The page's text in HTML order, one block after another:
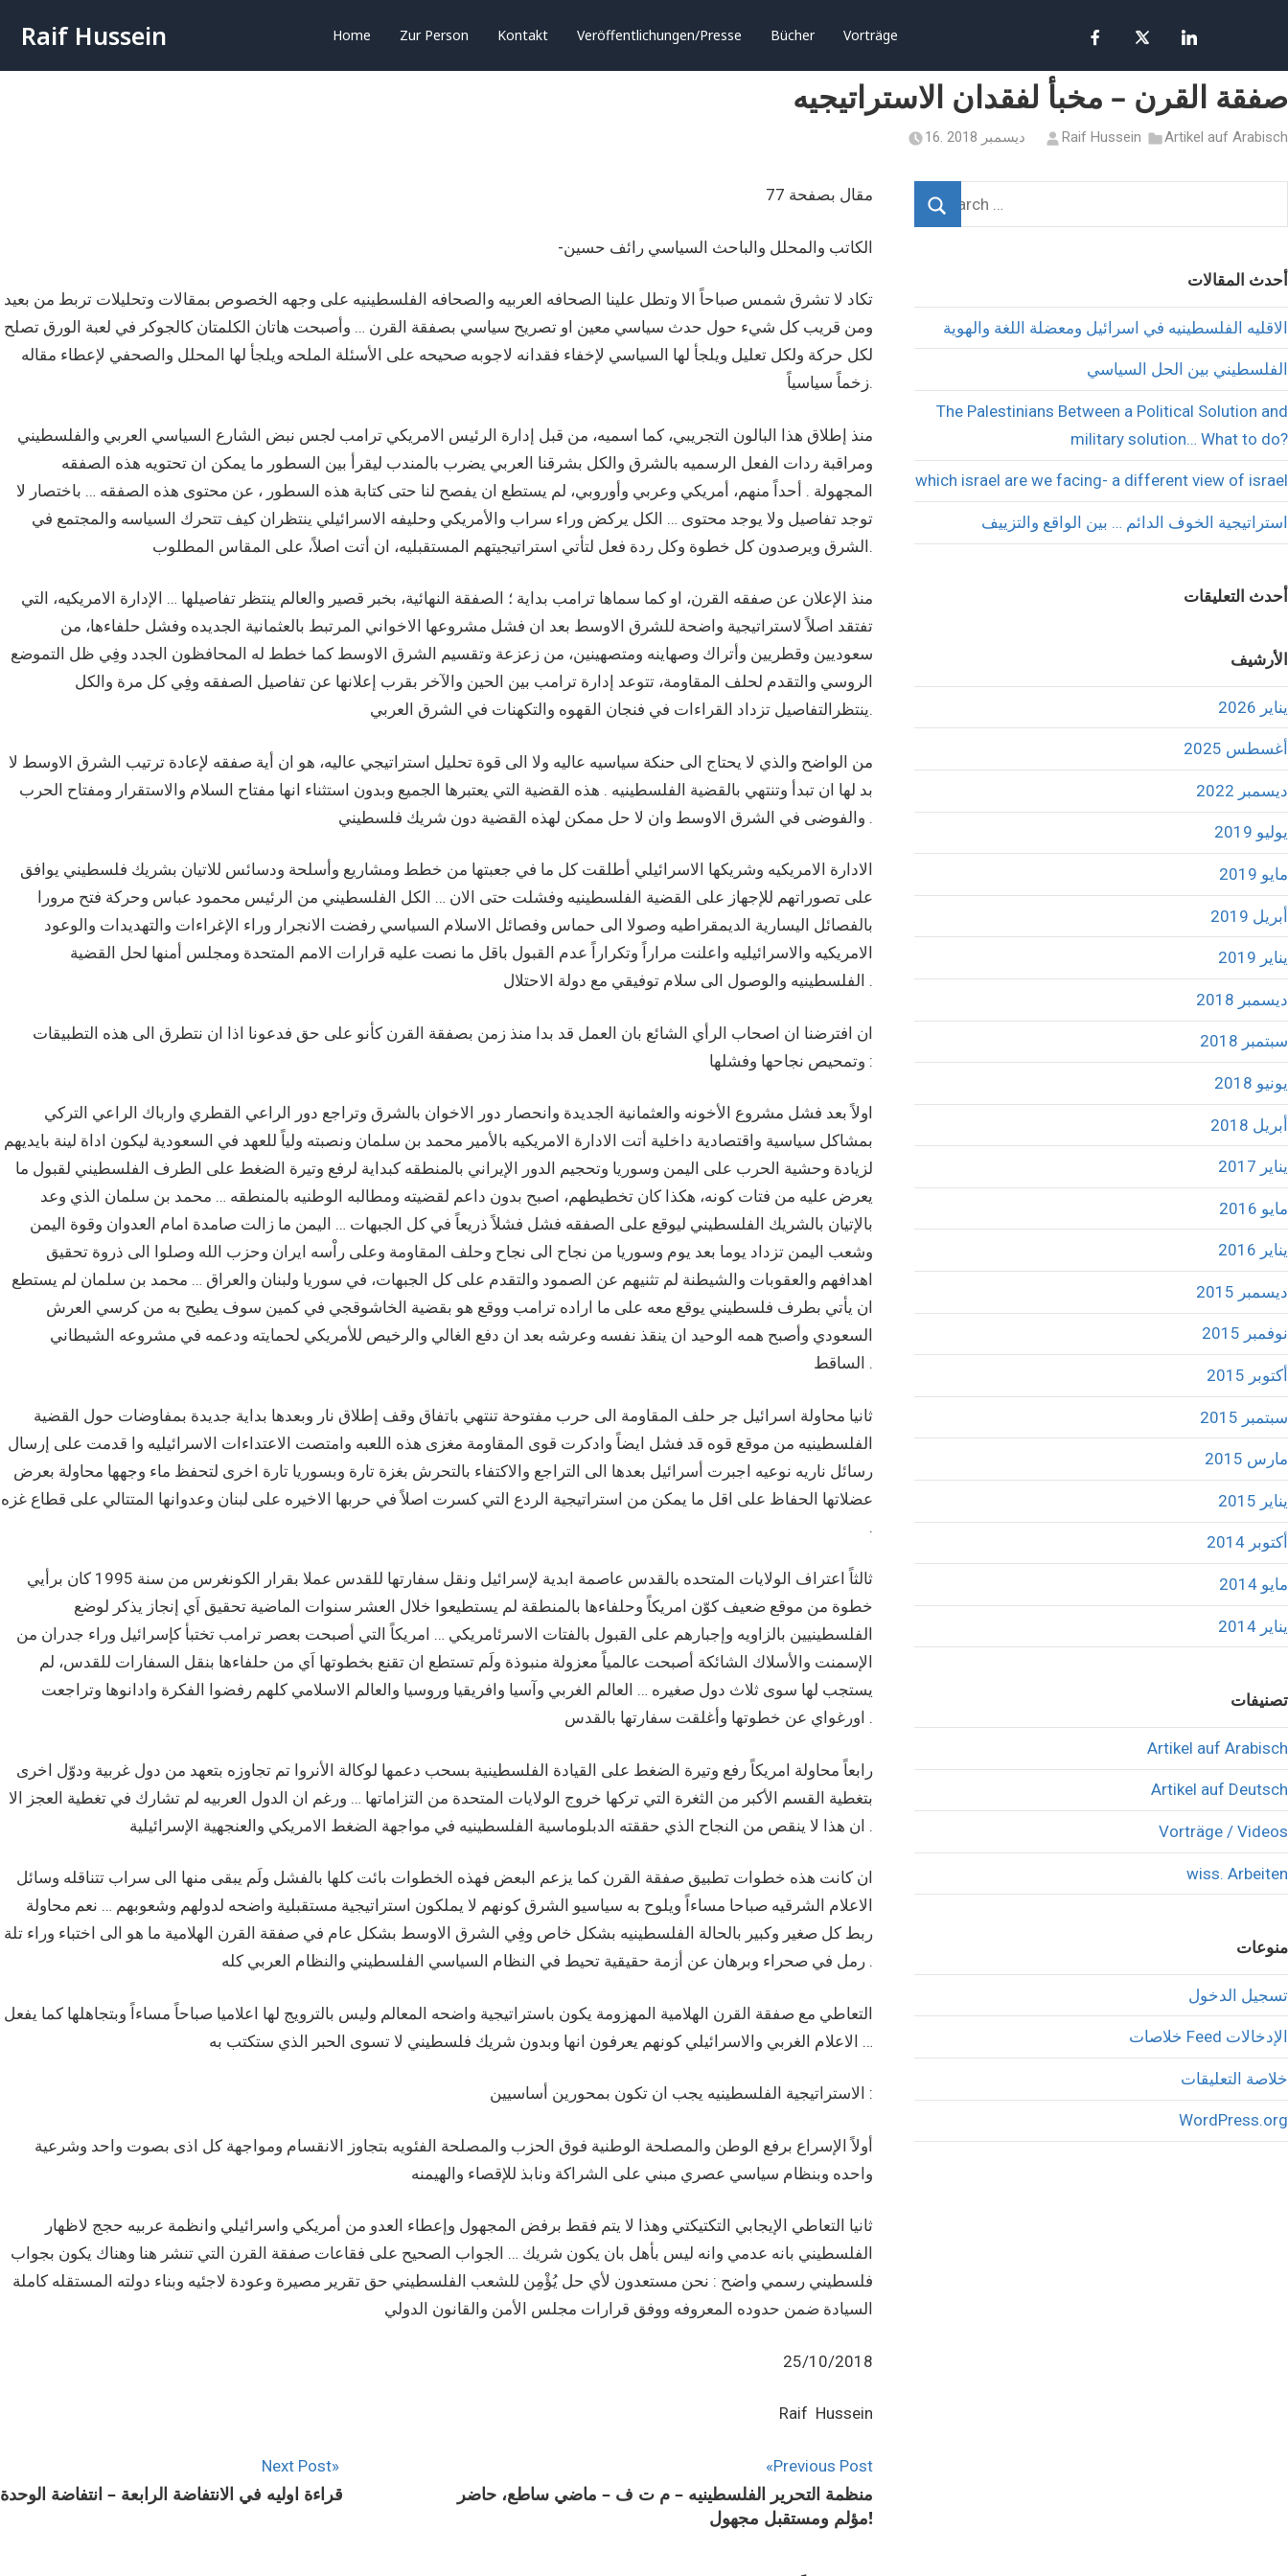
Raif Hussein Home Zur Person Kontakt Veröffentlichungen/Presse Bücher Vorträge
صفقة القرن – مخبأ لفقدان الاستراتيجيه
16. ديسمبر 2018 Raif Hussein Artikel auf Arabisch
مقال بصفحة 77
الكاتب والمحلل والباحث السياسي رائف حسين‪-
تكاد لا تشرق شمس صباحاً الا وتطل علينا الصحافه العربيه والصحافه الفلسطينيه على وجهه الخصوص بمقالات وتحليلات تربط من بعيد
ومن قريب كل شيء حول حدث سياسي معين او تصريح سياسي بصفقة القرن … وأصبحت هاتان الكلمتان كالجوكر في لعبة الورق تصلح
لكل حركة ولكل تعليل ويلجأ لها السياسي لإخفاء فقدانه لاجوبه صحيحه على الأسئلة الملحه ويلجأ لها المحلل والصحفي لإعطاء مقاله
زخماً سياسياً.
منذ إطلاق هذا البالون التجريبي، كما اسميه، من قبل إدارة الرئيس الامريكي ترامب لجس نبض الشارع السياسي العربي والفلسطيني
ومراقبة ردات الفعل الرسميه بالشرق والكل بشرقنا العربي يضرب بالمندب ليقرأ بين السطور ما يمكن ان تحتويه هذه الصفقه
المجهولة . أحداً منهم، أمريكي وعربي وأوروبي، لم يستطع ان يفصح لنا حتى كتابة هذه السطور ، عن محتوى هذه الصفقه … باختصار لا
توجد تفاصيل ولا يوجد محتوى … الكل يركض وراء سراب والأمريكي وحليفه الاسرائيلي ينتظران كيف تتحرك السياسه والمجتمع في
الشرق ويرصدون كل خطوة وكل ردة فعل لتأتي استراتيجيتهم المستقبليه، ان أتت اصلاً، على المقاس المطلوب.
منذ الإعلان عن صفقه القرن، او كما سماها ترامب بداية ؛ الصفقة النهائية، بخبر قصير والعالم ينتظر تفاصيلها … الإدارة الامريكيه، التي
تفتقد اصلاً لاستراتيجية واضحة للشرق الاوسط بعد ان فشل مشروعها الاخواني المرتبط بالعثمانية الجديده وفشل حلفاءها، من
سعوديين وقطريين وأتراك وصهاينه ومتصهينين، من زعزعة وتقسيم الشرق الاوسط كما خطط له المحافظون الجدد وفِي ظل التموضع
الروسي والتقدم لحلف المقاومة، تتوعد إدارة ترامب بين الحين والآخر بقرب إعلانها عن تفاصيل الصفقه وفِي كل مرة والكل
ينتظرالتفاصيل تزداد القراءات في فنجان القهوه والتكهنات في الشرق العربي.
من الواضح والذي لا يحتاج الى حنكة سياسيه عاليه ولا الى قوة تحليل استراتيجي عاليه، هو ان أية صفقه لإعادة ترتيب الشرق الاوسط لا
بد لها ان تبدأ وتنتهي بالقضية الفلسطينيه . هذه القضية التي يعتبرها الجميع وبدون استثناء انها مفتاح السلام والاستقرار ومفتاح الحرب
والفوضى في الشرق الاوسط وان لا حل ممكن لهذه القضية دون شريك فلسطيني .
الادارة الامريكيه وشريكها الاسرائيلي أطلقت كل ما في جعبتها من خطط ومشاريع وأسلحة ودسائس للاتيان بشريك فلسطيني يوافق
على تصوراتهم للإجهاز على القضية الفلسطينيه وفشلت حتى الان … الكل الفلسطيني من الرئيس محمود عباس وحركة فتح مرورا
بالفصائل اليسارية الديمقراطيه وصولا الى حماس وفصائل الاسلام السياسي رفضت الانجرار وراء الإغراءات والتهديدات والوعود
الامريكيه والاسرائيليه واعلنت مراراً وتكراراً عدم القبول باقل ما نصت عليه قرارات الامم المتحدة ومجلس أمنها لحل القضية
الفلسطينيه والوصول الى سلام توفيقي مع دولة الاحتلال .
ان افترضنا ان اصحاب الرأي الشائع بان العمل قد بدا منذ زمن بصفقة القرن كأنو على حق فدعونا اذا ان نتطرق الى هذه التطبيقات
وتمحيص نجاحها وفشلها :
اولاً بعد فشل مشروع الأخونه والعثمانية الجديدة وانحصار دور الاخوان بالشرق وتراجع دور الراعي القطري وارباك الراعي التركي
بمشاكل سياسية واقتصادية داخلية أتت الادارة الامريكيه بالأمير محمد بن سلمان ونصبته ولياً للعهد في السعودية ليكون اداة لينة بايديهم
لزيادة وحشية الحرب على اليمن وسوريا وتحجيم الدور الإيراني بالمنطقه كبداية لرفع وتيرة الضغط على الطرف الفلسطيني لقبول ما
يعرض عليه من فتات كونه، هكذا كان تخطيطهم، اصبح بدون داعم لقضيته ومطالبه الوطنيه بالمنطقه … محمد بن سلمان الذي وعد
بالإتيان بالشريك الفلسطيني ليوقع على الصفقه فشل فشلاً ذريعاً في كل الجبهات … اليمن ما زالت صامدة امام العدوان وقوة اليمن
وشعب اليمن تزداد يوما بعد يوم وسوريا من نجاح الى نجاح وحلف المقاومة وعلى راْسه ايران وحزب الله وصلوا الى ذروة تحقيق
اهدافهم والعقوبات والشيطنة لم تثنيهم عن الصمود والتقدم على كل الجبهات، في سوريا ولبنان والعراق … محمد بن سلمان لم يستطع
ان يأتي بطرف فلسطيني يوقع معه على ما اراده ترامب ووقع هو بقضية الخاشوقجي في كمين سوف يطيح به من كرسي العرش
السعودي وأصبح همه الوحيد ان ينقذ نفسه وعرشه بعد ان دفع الغالي والرخيص للأمريكي لحمايته ودعمه في مشروعه الشيطاني
الساقط .
ثانيا محاولة اسرائيل جر حلف المقاومة الى حرب مفتوحة تنتهي باتفاق وقف إطلاق نار وبعدها بداية جديدة بمفاوضات حول القضية
الفلسطينيه من موقع قوه قد فشل ايضاً وادكرت قوى المقاومة مغزى هذه اللعبه وامتصت الاعتداءات الاسرائيليه وا قدمت على إرسال
رسائل ناريه نوعيه اجبرت أسرائيل بعدها الى التراجع والاكتفاء بالتحرش بغزة تارة وبسوريا تارة اخرى لتحفظ ماء وجهها محاولة بعرض
عضلاتها الحفاظ على اقل ما يمكن من استراتيجية الردع التي كسرت اصلاً في حربها الاخيره على لبنان وعدوانها المتتالي على قطاع غزه
.
ثالثاً اعتراف الولايات المتحده بالقدس عاصمة ابدية لإسرائيل ونقل سفارتها للقدس عملا بقرار الكونغرس من سنة 1995 كان برأيي
خطوة من موقع ضعيف كوّن امريكاً وحلفاءها بالمنطقة لم يستطيعوا خلال العشر سنوات الماضية تحقيق اَي إنجاز يذكر لوضع
الفلسطينيين بالزاويه وإجبارهم على القبول بالفتات الاسرئامريكي … امريكاً التي أصبحت بعصر ترامب تختبأ كإسرائيل وراء جدران من
الإسمنت والأسلاك الشائكة أصبحت عالمياً معزولة منبوذة ولَم تستطع ان تقنع بخطوتها اَي من حلفاءها بنقل السفارات للقدس، لم
يستجب لها سوى ثلاث دول صغيره … العالم الغربي وآسيا وافريقيا وروسيا والعالم الاسلامي كلهم رفضوا الفكرة وادانوها وتراجعت
اورغواي عن خطوتها وأغلقت سفارتها بالقدس .
رابعاً محاولة امريكاً رفع وتيرة الضغط على القيادة الفلسطينية بسحب دعمها لوكالة الأنروا تم تجاوزه بتعهد من دول غربية ودوّل اخرى
بتغطية القسم الأكبر من الثغرة التي تركها خروج الولايات المتحدة من التزاماتها … ورغم ان الدول العربيه لم تشارك في تغطية العجز الا
ان هذا لا ينقص من النجاح الذي حققته الدبلوماسية الفلسطينيه في مواجهة الضغط الامريكي والعنجهية الإسرائيلية .
ان كانت هذه خطوات تطبيق صفقة القرن كما يزعم البعض فهذه الخطوات بائت كلها بالفشل ولَم يبقى منها الى سراب تتناقله وسائل
الاعلام الشرقيه صباحا مساءاً ويلوح به سياسيو الشرق كونهم لا يملكون استراتيجية مستقبلية واضحه لدولهم وشعوبهم … نعم محاولة
ربط كل صغير وكبير بالحالة الفلسطينيه بشكل خاص وفِي الشرق الاوسط بشكل عام في صفقة القرن الهلامية ما هو الى اختباء وراء تلة
رمل في صحراء وبرهان عن أزمة حقيقية تحيط في النظام السياسي الفلسطيني والنظام العربي كله .
التعاطي مع صفقة القرن الهلامية المهزومة يكون باستراتيجية واضحه المعالم وليس بالترويج لها اعلاميا صباحاً مساءاً وبتجاهلها كما يفعل
الاعلام الغربي والاسرائيلي كونهم يعرفون انها وبدون شريك فلسطيني لا تسوى الحبر الذي ستكتب به …
الاستراتيجية الفلسطينيه يجب ان تكون بمحورين أساسيين :
أولاً الإسراع برفع الوطن والمصلحة الوطنية فوق الحزب والمصلحة الفئويه بتجاوز الانقسام ومواجهة كل اذى بصوت واحد وشرعية
واحده وبنظام سياسي عصري مبني على الشراكة ونابذ للإقصاء والهيمنه
ثانيا التعاطي الإيجابي التكتيكتي وهذا لا يتم فقط برفض المجهول وإعطاء العدو من أمريكي واسرائيلي وانظمة عربيه حجج لاظهار
الفلسطيني بانه عدمي وانه ليس بأهل بان يكون شريك … الجواب الصحيح على فقاعات صفقة القرن التي تنشر هنا وهناك يكون بجواب
فلسطيني رسمي واضح : نحن مستعدون لأي حل يُؤْمِن للشعب الفلسطيني حق تقرير مصيرة وعودة لاجئيه وبناء دولته المستقله كاملة
السيادة ضمن حدوده المعروفه ووفق قرارات مجلس الأمن والقانون الدولي
25/10/2018
Raif Hussein
Previous Post
منظمة التحرير الفلسطينيه – م ت ف – ماضي ساطع، حاضر
مؤلم ومستقبل مجهول!
Next Post
قراءة اوليه في الانتفاضة الرابعة – انتفاضة الوحدة
أحدث المقالات
الاقليه الفلسطينيه في اسرائيل ومعضلة اللغة والهوية
الفلسطيني بين الحل السياسي
The Palestinians Between a Political Solution and
military solution… What to do?
which israel are we facing- a different view of israel
استراتيجية الخوف الدائم … بين الواقع والتزييف
أحدث التعليقات
الأرشيف
يناير 2026
أغسطس 2025
ديسمبر 2022
يوليو 2019
مايو 2019
أبريل 2019
يناير 2019
ديسمبر 2018
سبتمبر 2018
يونيو 2018
أبريل 2018
يناير 2017
مايو 2016
يناير 2016
ديسمبر 2015
نوفمبر 2015
أكتوبر 2015
سبتمبر 2015
مارس 2015
يناير 2015
أكتوبر 2014
مايو 2014
يناير 2014
تصنيفات
Artikel auf Arabisch
Artikel auf Deutsch
Vorträge / Videos
wiss. Arbeiten
منوعات
تسجيل الدخول
خلاصات Feed الإدخالات
خلاصة التعليقات
WordPress.org